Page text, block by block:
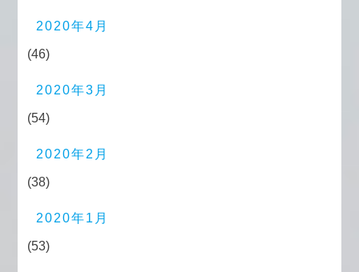
2020年4月
(46)
2020年3月
(54)
2020年2月
(38)
2020年1月
(53)